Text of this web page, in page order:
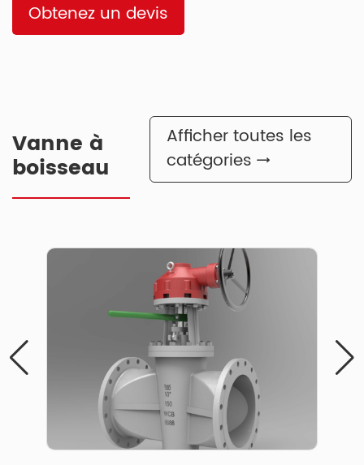
Obtenez un devis
Vanne à
boisseau
Afficher toutes les
catégories